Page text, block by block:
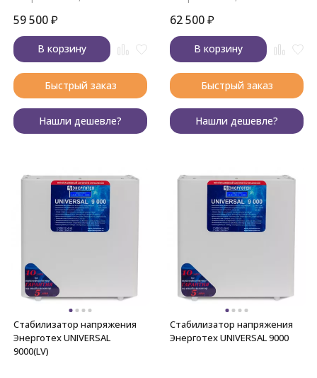
59 500₽
В корзину
Быстрый заказ
Нашли дешевле?
62 500₽
В корзину
Быстрый заказ
Нашли дешевле?
Стабилизатор напряжения
Энерготех UNIVERSAL
9000(LV)
Стабилизатор напряжения
Энерготех UNIVERSAL 9000